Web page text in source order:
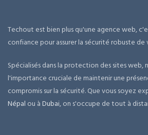
Techout est bien plus qu'une agence web,
confiance pour assurer la sécurité robuste
Spécialisés dans la protection des sites web,
l'importance cruciale de maintenir une
compromis sur la sécurité. Que vous soyez
Népal ou àDubai, on s'occupe de tout à